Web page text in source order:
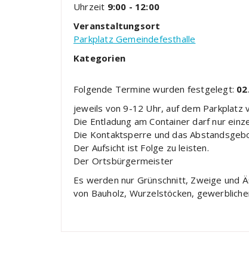
Uhrzeit 9:00 - 12:00
Veranstaltungsort
Parkplatz Gemeindefesthalle
Kategorien
Folgende Termine wurden festgelegt:
jeweils von 9-12 Uhr, auf dem Parkplatz
Die Entladung am Container darf nur
Die Kontaktsperre und das
Der Aufsicht ist Folge zu leisten.
Der Ortsbürgermeister
Es werden nur Grünschnitt, Zweige und
von Bauholz, Wurzelstöcken,